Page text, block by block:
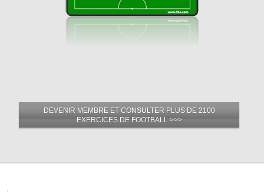
DEVENIR MEMBRE ET CONSULTER PLUS DE 2100
EXERCICES DE FOOTBALL >>>